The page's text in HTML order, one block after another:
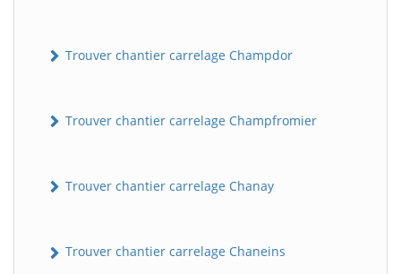
Trouver chantier carrelage Champdor
Trouver chantier carrelage Champfromier
Trouver chantier carrelage Chanay
Trouver chantier carrelage Chaneins